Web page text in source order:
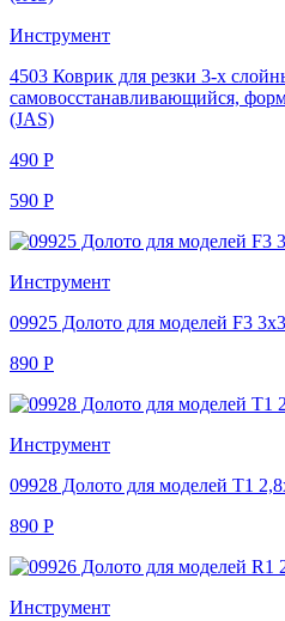
Инструмент
4503 Коврик для резки 3-х
самовосстанавливающийся,
(JAS)
490 Р
590 Р
Инструмент
09925 Долото для моделей F3
890 Р
Инструмент
09928 Долото для моделей T1
890 Р
Инструмент